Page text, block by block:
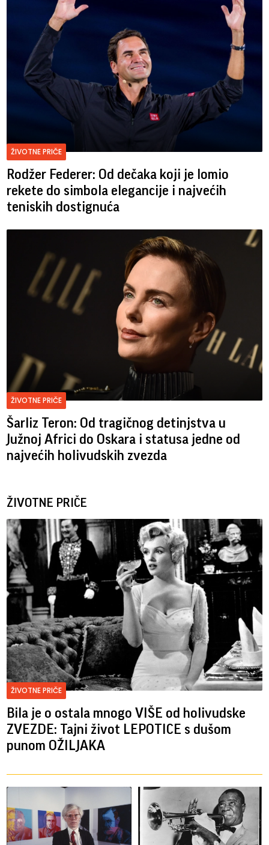
ŽIVOTNE PRIČE
Rodžer Federer: Od dečaka koji je lomio
rekete do simbola elegancije i najvećih
teniskih dostignuća
ŽIVOTNE PRIČE
Šarliz Teron: Od tragičnog detinjstva u
Južnoj Africi do Oskara i statusa jedne od
najvećih holivudskih zvezda
ŽIVOTNE PRIČE
ŽIVOTNE PRIČE
Bila je o ostala mnogo VIŠE od holivudske
ZVEZDE: Tajni život LEPOTICE s dušom
punom OŽILJAKA